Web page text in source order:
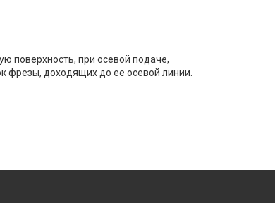
поверхность, при осевой подаче,
фрезы, доходящих до ее осевой линии.